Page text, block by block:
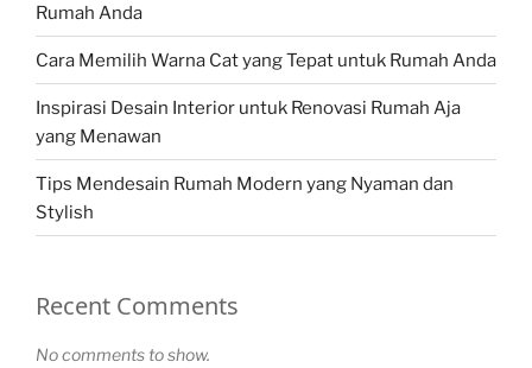
Rumah Anda
Cara Memilih Warna Cat yang Tepat untuk Rumah Anda
Inspirasi Desain Interior untuk Renovasi Rumah Aja
yang Menawan
Tips Mendesain Rumah Modern yang Nyaman dan
Stylish
Recent Comments
No comments to show.